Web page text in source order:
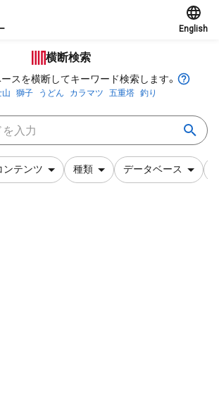
English
横断検索
スを横断してキーワード検索します。
山 獅子 うどん カラマツ 五重塔 釣り
ンテンツ 種類 データベース